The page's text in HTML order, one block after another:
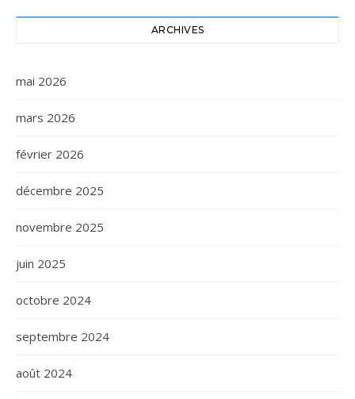
ARCHIVES
mai 2026
mars 2026
février 2026
décembre 2025
novembre 2025
juin 2025
octobre 2024
septembre 2024
août 2024